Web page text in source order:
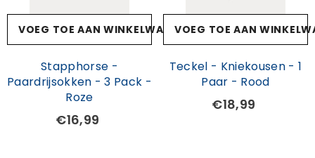
VOEG TOE AAN WINKELWAGEN
Stapphorse -
Paardrijsokken - 3 Pack -
Roze
€16,99
VOEG TOE AAN
Teckel - Kniekousen - 1
Paar - Rood
€18,99